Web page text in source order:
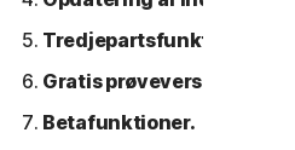
Tredjepartsfunktioner
Gratis prøveversioner.
Betafunktioner.